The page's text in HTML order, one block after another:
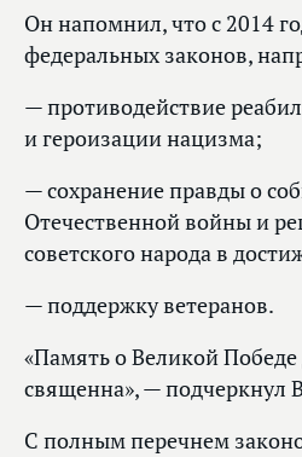
Он напомнил, что с 2014
федеральных законов,
— противодействие
и героизации нацизма;
— сохранение правды о
Отечественной войны и
советского народа в
— поддержку ветеранов.
«Память о Великой Победе
священна», — подчеркнул
С полным перечнем